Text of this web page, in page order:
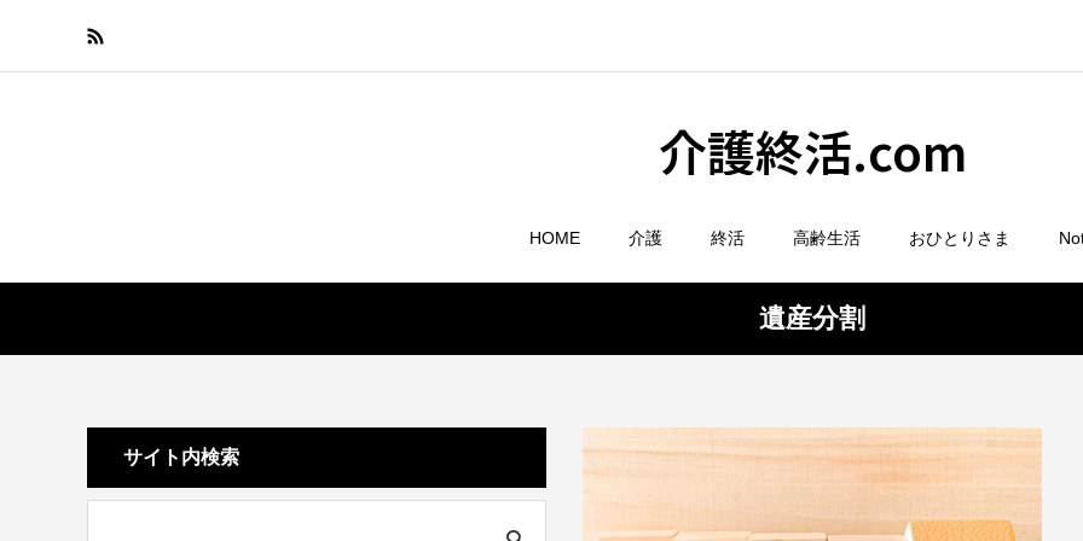
介護終活.com
HOME 介護 終活 高齢生活 おひとりさま
遺産分割
サイト内検索